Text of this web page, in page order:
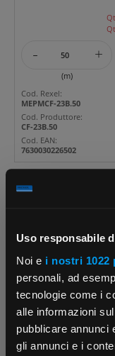
Uso responsabile
Noi e i nostri 1022
personali, ad
tecnologie come i
alle informazioni
pubblicare annunci
gli annunci e i
- +
(m)
Cod. Rexel:
MEPMCF-23B.50
Cod. Produttore:
CF-23B.50
Cod. EAN:
7630030226502
Cod. Rexel:
MEPMBVND-M200GT
BVND-M200GT